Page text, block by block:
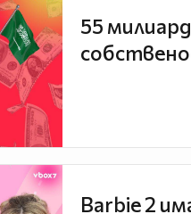
55
Barbie 2